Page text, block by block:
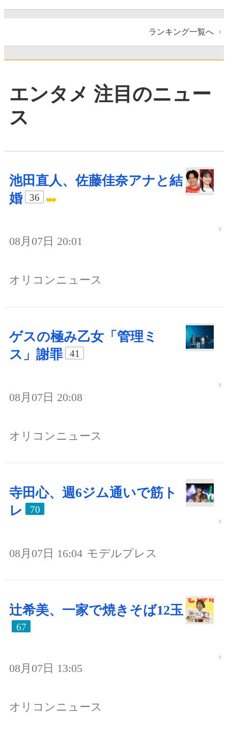
ランキング一覧へ
エンタメ 注目のニュー
ス
池田直人、佐藤佳奈アナと結
婚
36
08月07日 20:01
オリコンニュース
ゲスの極み乙女「管理ミ
ス」謝罪
41
08月07日 20:08
オリコンニュース
寺田心、週6ジム通いで筋ト
レ
70
08月07日 16:04 モデルプレス
辻希美、一家で焼きそば12玉
67
08月07日 13:05
オリコンニュース